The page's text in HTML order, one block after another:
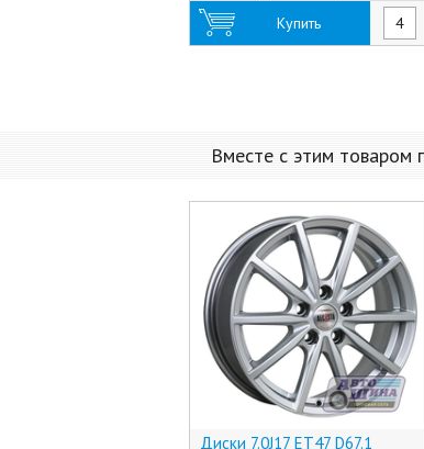
Купить
Вместе с этим товаром
Диски 7.0J17 ET47 D67.1